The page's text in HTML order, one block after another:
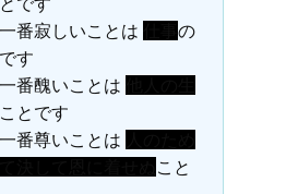
番寂しいことは
の
す
番醜いことは
とです
番尊いことは
こと